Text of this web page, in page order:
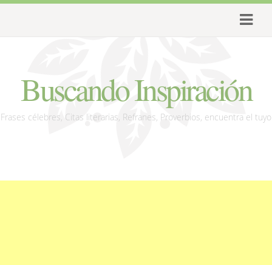
Buscando Inspiración
Frases célebres, Citas literarias, Refranes, Proverbios, encuentra el tuyo